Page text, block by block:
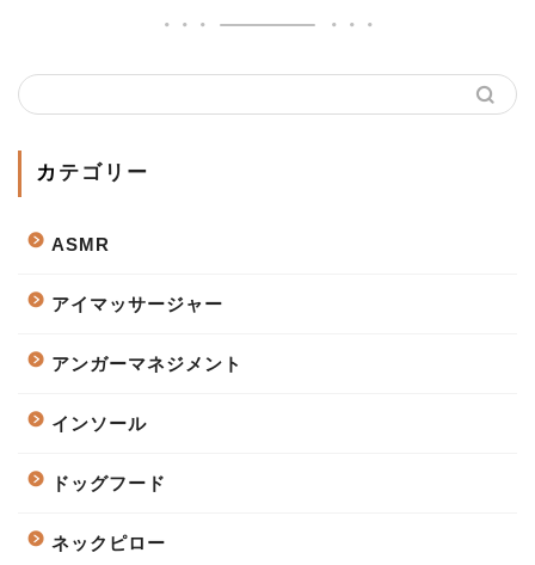
カテゴリー
ASMR
アイマッサージャー
アンガーマネジメント
インソール
ドッグフード
ネックピロー